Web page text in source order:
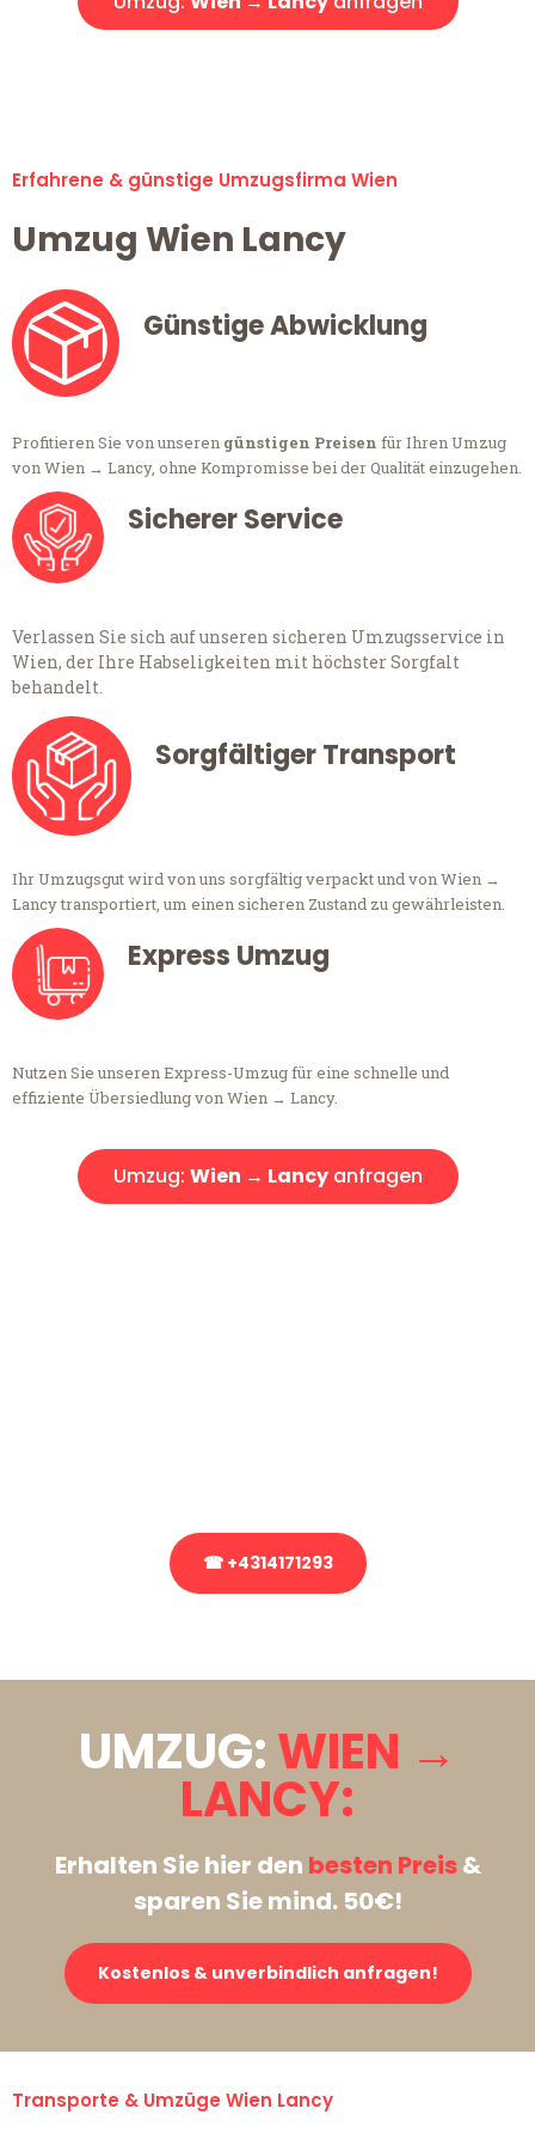
Erfahrene & günstige Umzugsfirma Wien
Umzug Wien Lancy
Günstige Abwicklung
Profitieren Sie von unseren günstigen Preisen für Ihren Umzug
von Wien → Lancy, ohne Kompromisse bei der Qualität einzugehen.
Sicherer Service
Verlassen Sie sich auf unseren sicheren Umzugsservice in
Wien, der Ihre Habseligkeiten mit höchster Sorgfalt
behandelt.
Sorgfältiger Transport
Ihr Umzugsgut wird von uns sorgfältig verpackt und von Wien →
Lancy transportiert, um einen sicheren Zustand zu gewährleisten.
Express Umzug
Nutzen Sie unseren Express-Umzug für eine schnelle und
effiziente Übersiedlung von Wien → Lancy.
Umzug: Wien → Lancyanfragen
☎ +4314171293
UMZUG:WIEN →
LANCY:
Erhalten Sie hier den besten Preis&
sparen Sie mind. 50€!
Kostenlos & unverbindlich anfragen!
Transporte & Umzüge Wien Lancy